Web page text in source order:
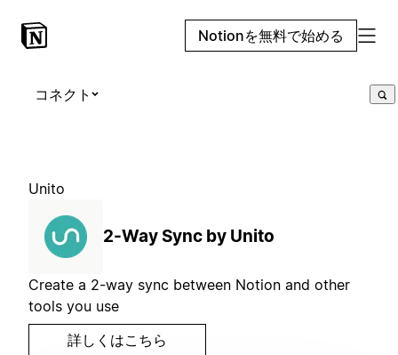
Notionを無料で始める
コネクト
Unito
2-Way Sync by Unito
Create a 2-way sync between Notion and other
tools you use
詳しくはこちら